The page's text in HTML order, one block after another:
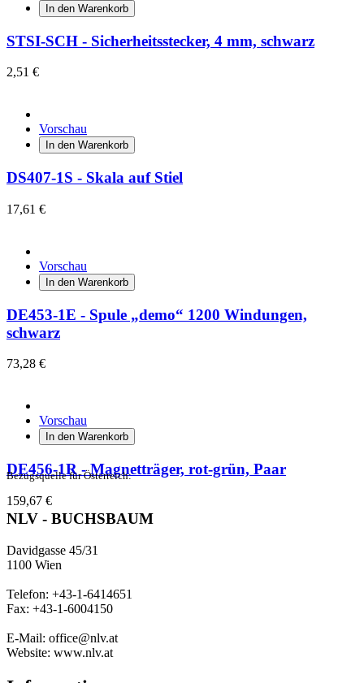
In den Warenkorb
STSI-SCH - Sicherheitsstecker, 4 mm, schwarz
2,51 €
Vorschau
In den Warenkorb
DS407-1S - Skala auf Stiel
17,61 €
Vorschau
In den Warenkorb
DE453-1E - Spule „demo“ 1200 Windungen,
schwarz
73,28 €
Vorschau
In den Warenkorb
DE456-1R - Magnetträger, rot-grün, Paar
159,67 €
Bezugsquelle für Österreich:
NLV - BUCHSBAUM
Davidgasse 45/31
1100 Wien
Telefon: +43-1-6414651
Fax: +43-1-6004150
E-Mail: office@nlv.at
Website: www.nlv.at